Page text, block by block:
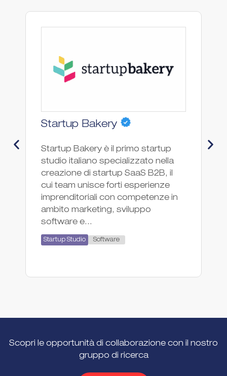
Startup Bakery
Startup Bakery è il primo startup
studio italiano specializzato nella
creazione di startup SaaS B2B, il
cui team unisce forti esperienze
imprenditoriali con competenze in
ambito marketing, sviluppo
software e...
Startup Studio Software
Scopri le opportunità di collaborazione con il nostro
gruppo di ricerca